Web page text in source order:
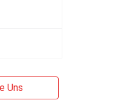
Uns